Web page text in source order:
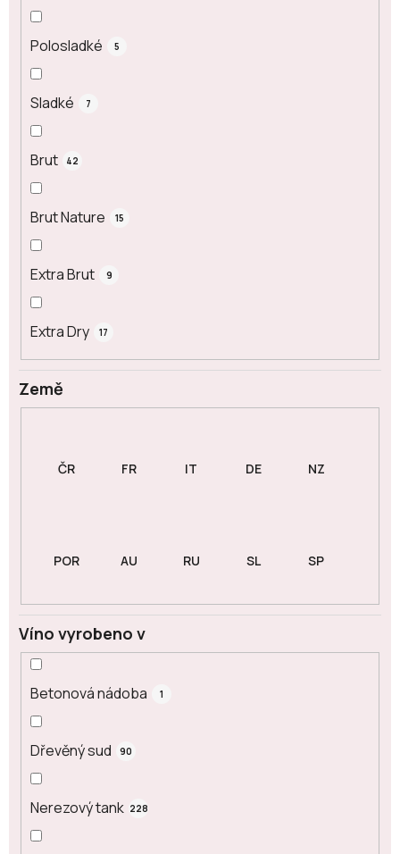
Země
Polosladké 5
Sladké 7
Brut 42
Brut Nature 15
Extra Brut 9
Extra Dry 17
Víno vyrobeno v
Betonová nádoba 1
Dřevěný sud 90
Nerezový tank 228